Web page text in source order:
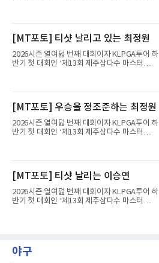
트(파72/6,767야드)에서 열리고 있다.6일 현재
홀에서 경기하고 있다.
[MT포토] 티샷 날리고 있는 최정원
2026시즌 열여덟 번째 대회이자 KLPGA투어 하
반기 첫 대회인 ‘제13회 제주삼다수 마스터
트(파72/6,767야드)에서 열리고 있다.6일 현재
홀에서 경기하고 있다.
[MT포토] 우승을 정조준하는 최정원
2026시즌 열여덟 번째 대회이자 KLPGA투어 하
반기 첫 대회인 ‘제13회 제주삼다수 마스터
트(파72/6,767야드)에서 열리고 있다.6일 현재
홀에서 경기하고 있다.
[MT포토] 티샷 날리는 이승연
2026시즌 열여덟 번째 대회이자 KLPGA투어 하
반기 첫 대회인 ‘제13회 제주삼다수 마스터
홀에서 경기하고 있다.
야구